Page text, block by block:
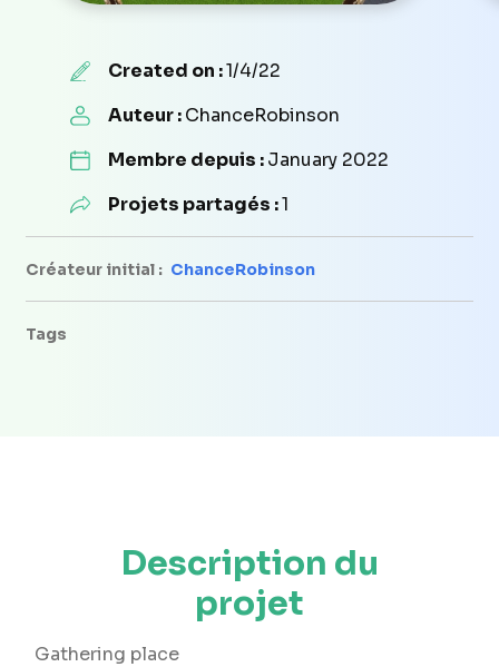
Created on :1/4/22
Auteur :ChanceRobinson
Membre depuis :January 2022
Projets partagés :1
Créateur initial : ChanceRobinson
Tags
Description du
projet
Gathering place